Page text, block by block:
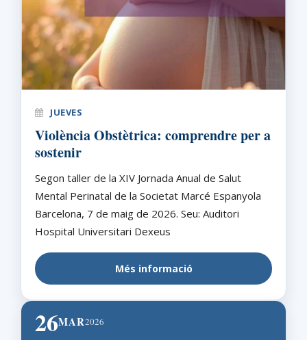
JUEVES
Violència Obstètrica: comprendre per a
sostenir
Segon taller de la XIV Jornada Anual de Salut
Mental Perinatal de la Societat Marcé Espanyola
Barcelona, 7 de maig de 2026. Seu: Auditori
Hospital Universitari Dexeus
Més informació
26MAR2026